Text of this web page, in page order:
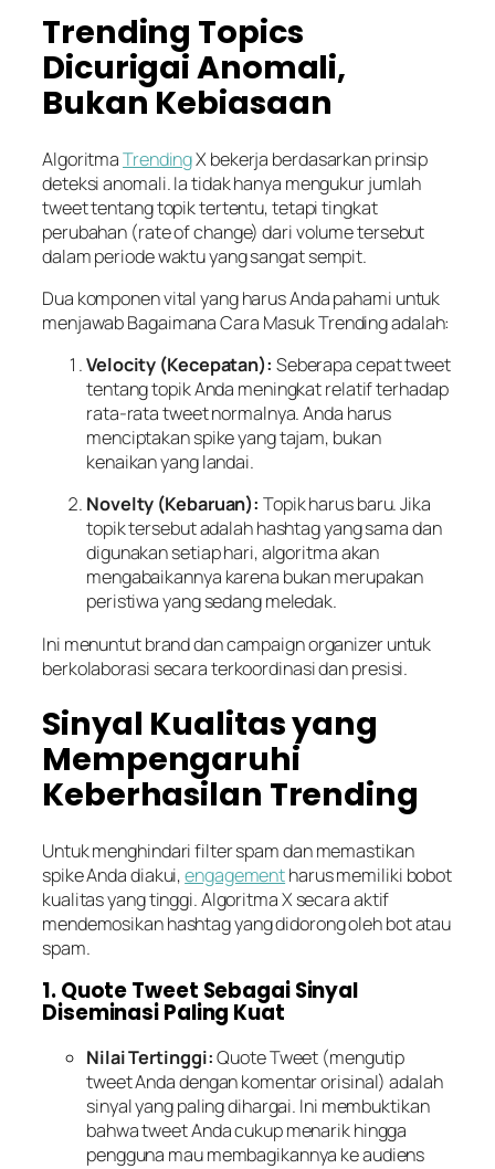
Trending Topics
Dicurigai Anomali,
Bukan Kebiasaan
AlgoritmaTrendingX bekerja berdasarkan prinsip
deteksi anomali. Ia tidak hanya mengukur jumlah
tweet tentang topik tertentu, tetapi tingkat
perubahan (rate of change) dari volume tersebut
dalam periode waktu yang sangat sempit.
Dua komponen vital yang harus Anda pahami untuk
menjawab Bagaimana Cara Masuk Trending adalah:
Velocity (Kecepatan): Seberapa cepat tweet
tentang topik Anda meningkat relatif terhadap
rata-rata tweet normalnya. Anda harus
menciptakan spike yang tajam, bukan
kenaikan yang landai.
Novelty (Kebaruan): Topik harus baru. Jika
topik tersebut adalah hashtag yang sama dan
digunakan setiap hari, algoritma akan
mengabaikannya karena bukan merupakan
peristiwa yang sedang meledak.
Ini menuntut brand dan campaign organizer untuk
berkolaborasi secara terkoordinasi dan presisi.
Sinyal Kualitas yang
Mempengaruhi
Keberhasilan Trending
Untuk menghindari filter spam dan memastikan
spike Anda diakui,engagementharus memiliki bobot
kualitas yang tinggi. Algoritma X secara aktif
mendemosikan hashtag yang didorong oleh bot atau
spam.
1. Quote Tweet Sebagai Sinyal
Diseminasi Paling Kuat
Nilai Tertinggi:Quote Tweet (mengutip
tweet Anda dengan komentar orisinal) adalah
sinyal yang paling dihargai. Ini membuktikan
bahwa tweet Anda cukup menarik hingga
pengguna mau membagikannya ke audiens